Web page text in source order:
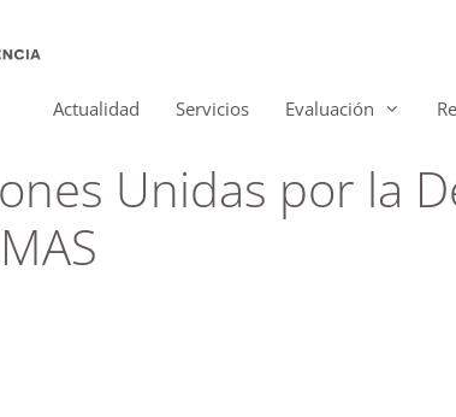
Actualidad Servicios Evaluación
Unidas por la